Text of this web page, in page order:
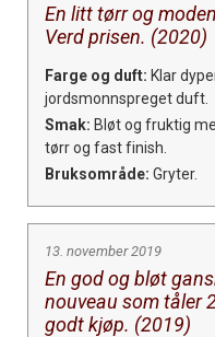
En litt tørr og
Verd prisen. (2020)
Farge og duft: Klar
jordsmonnspreget duft.
Smak: Bløt og fruktig
tørr og fast finish.
Bruksområde: Gryter.
13. november 2019
En god og bløt
nouveau som tåler
godt kjøp. (2019)